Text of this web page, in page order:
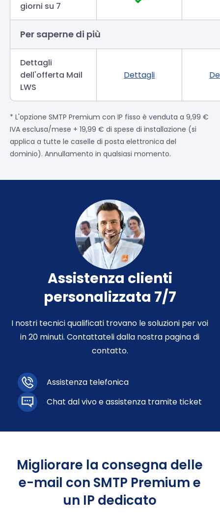
giorni su 7
Per saperne di più
Dettagli
dell'offerta Mail
LWS
Dettagli
* L'opzione SMTP Premium con IP fisso è venduta a 9,99 €
IVA esclusa/mese + 19,99 € di spese di installazione (si
applica a tutte le caselle di posta elettronica del
dominio). Annullamento in qualsiasi momento.
Assistenza clienti
personalizzata 7/7
I nostri tecnici qualificati trovano le soluzioni per voi
in 20 minuti. Contattateli dalla nostra pagina di
contatto.
Assistenza telefonica
Chat dal vivo e assistenza tramite ticket
Migliorare la consegna delle
e-mail con SMTP Premium e
un IP dedicato